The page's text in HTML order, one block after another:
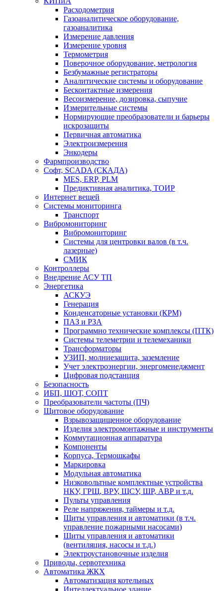
Расходометрия
Газоаналитическое оборудование,
газоаналитика
Измерение давления
Измерение уровня
Термометрия
Поверочное оборудование, метрология
Безбумажные регистраторы
Аналитические системы и оборудование
Бесконтактные измерения
Весоизмерение, дозировка, сыпучие
Измерительные системы
Нормирующие преобразователи и барьеры
искрозащиты
Первичная автоматика
Электроизмерения
Энкодеры
Фармпроизводство
Софт, SCADA (СКАДА)
MES, ERP, PLM
Предиктивная аналитика, ТОИР
Интернет вещей
Системы мониторинга
Транспорт
Вибромониторинг
Вибромониторинг
Системы для центровки валов (в т.ч.
лазерные)
СМИК
Контроллеры
Внедрение АСУ ТП
Энергетика
АСКУЭ
Генерация
Конденсаторные установки (КРМ)
ПАЗ и РЗА
Программно технические комплексы (ПТК)
Системы телеметрии и телемеханики
Трансформаторы
УЗИП, молниезащита, заземление
Учет электроэнергии, энергоменеджмент
Цифровая подстанция
Безопасность
ИБП, ШОТ, СОПТ
Преобразователи частоты (ПЧ)
Щитовое оборудование
Взрывозащищенное оборудование
Изделия электромонтажные и инструменты
Коммутационная аппаратура
Компоненты
Корпуса, Термошкафы
Маркировка
Модульная автоматика
Низковольтные комплектные устройства
НКУ, ГРЩ, ВРУ, ЩСУ, ШР, АВР и т.д.
Пульты управления
Реле напряжения, таймеры и т.д.
Щиты управления и автоматики (в т.ч.
управление пожарными насосами)
Щиты управления и автоматики
(вентиляция, насосы и т.д.)
Электроустановочные изделия
Приводы, сервотехника
Автоматика ЖКХ
Автоматизация котельных